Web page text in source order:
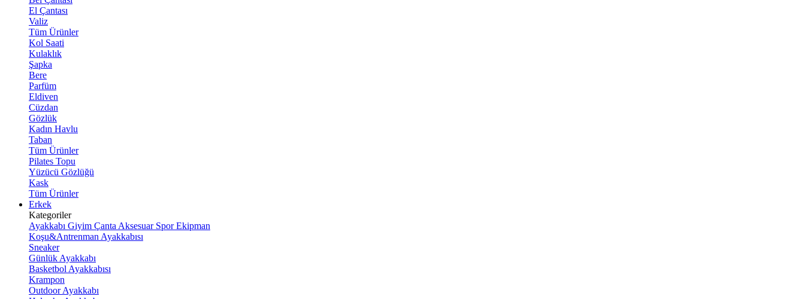
El Çantası
Valiz
Tüm Ürünler
Kol Saati
Kulaklık
Şapka
Bere
Parfüm
Eldiven
Cüzdan
Gözlük
Kadın Havlu
Taban
Tüm Ürünler
Pilates Topu
Yüzücü Gözlüğü
Kask
Tüm Ürünler
Erkek
Kategoriler
Ayakkabı Giyim Çanta Aksesuar Spor Ekipman
Koşu&Antrenman Ayakkabısı
Sneaker
Günlük Ayakkabı
Basketbol Ayakkabısı
Krampon
Outdoor Ayakkabı